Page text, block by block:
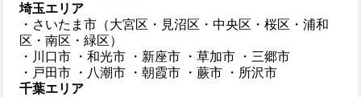
埼玉エリア
・さいたま市（大宮区・見沼区・中央区・桜区・浦和
区・南区・緑区）
・川口市
・和光市 ・新座市 ・草加市
・三郷市
・戸田市
・八潮市 ・朝霞市 ・蕨市
・所沢市
千葉エリア